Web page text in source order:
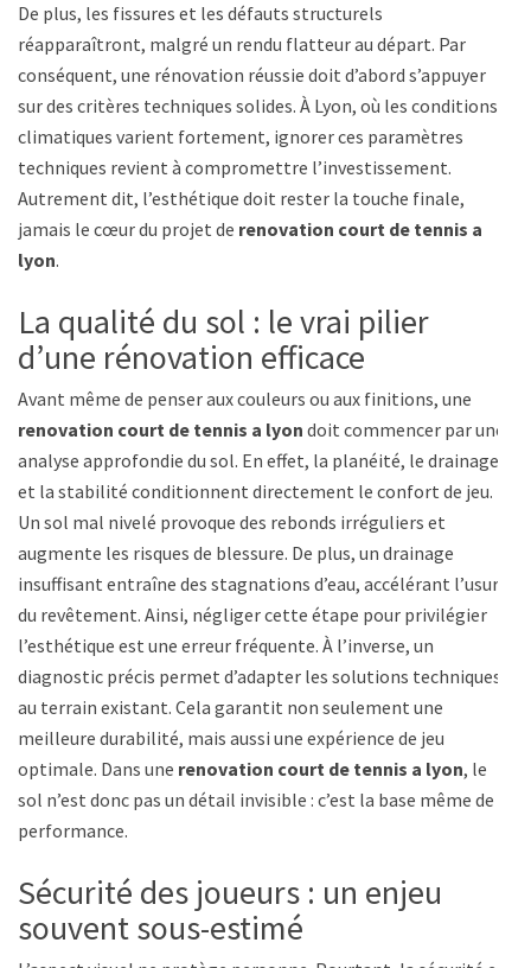
De plus, les fissures et les défauts structurels
réapparaîtront, malgré un rendu flatteur au départ. Par
conséquent, une rénovation réussie doit d’abord s’appuyer
sur des critères techniques solides. À Lyon, où les conditions
climatiques varient fortement, ignorer ces paramètres
techniques revient à compromettre l’investissement.
Autrement dit, l’esthétique doit rester la touche finale,
jamais le cœur du projet de renovation court de tennis a
lyon.
La qualité du sol : le vrai pilier
d’une rénovation efficace
Avant même de penser aux couleurs ou aux finitions, une
renovation court de tennis a lyon doit commencer par une
analyse approfondie du sol. En effet, la planéité, le drainage
et la stabilité conditionnent directement le confort de jeu.
Un sol mal nivelé provoque des rebonds irréguliers et
augmente les risques de blessure. De plus, un drainage
insuffisant entraîne des stagnations d’eau, accélérant l’usure
du revêtement. Ainsi, négliger cette étape pour privilégier
l’esthétique est une erreur fréquente. À l’inverse, un
diagnostic précis permet d’adapter les solutions techniques
au terrain existant. Cela garantit non seulement une
meilleure durabilité, mais aussi une expérience de jeu
optimale. Dans une renovation court de tennis a lyon, le
sol n’est donc pas un détail invisible : c’est la base même de la
performance.
Sécurité des joueurs : un enjeu
souvent sous-estimé